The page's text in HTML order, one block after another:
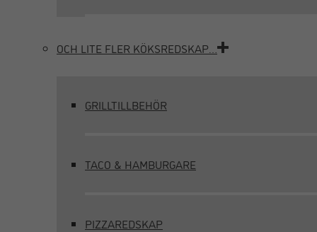
OCH LITE FLER KÖKSREDSKAP…
GRILLTILLBEHÖR
TACO & HAMBURGARE
PIZZAREDSKAP